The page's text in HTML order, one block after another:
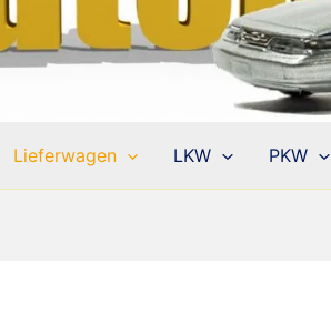
Lieferwagen LKW PKW